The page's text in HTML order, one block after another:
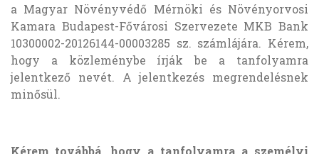
a Magyar Növényvédő Mérnöki és Növényorvosi
Kamara Budapest-Fővárosi Szervezete MKB Bank
10300002-20126144-00003285 sz. számlájára. Kérem,
hogy a közleménybe írják be a tanfolyamra
jelentkező nevét. A jelentkezés megrendelésnek
minősül.
Kérem továbbá, hogy a tanfolyamra a személyi